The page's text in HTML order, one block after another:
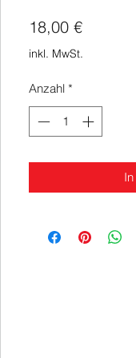
18,00 €Preis
inkl. MwSt.
Anzahl *